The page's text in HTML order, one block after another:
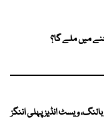
میں ملے گا؟
ویسٹ انڈیز پہلی اننگز